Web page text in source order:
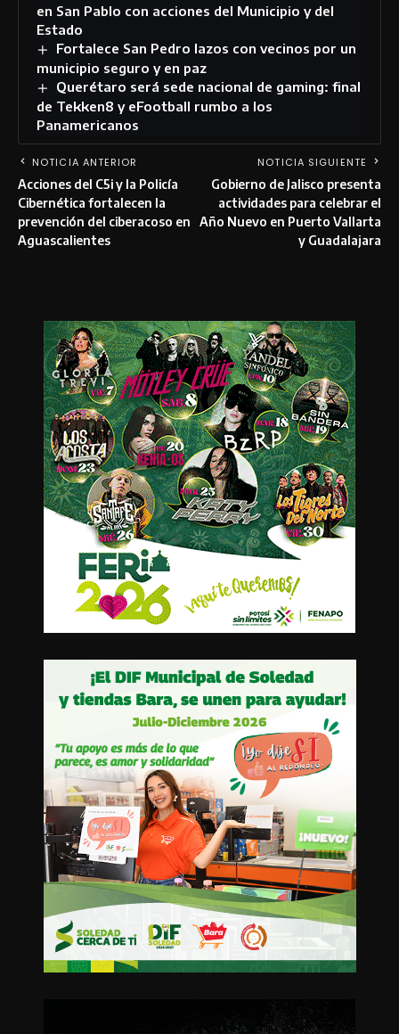
en San Pablo con acciones del Municipio y del
Estado
Fortalece San Pedro lazos con vecinos por un
municipio seguro y en paz
Querétaro será sede nacional de gaming: final
de Tekken8 y eFootball rumbo a los
Panamericanos
NOTICIA ANTERIOR
Acciones del C5i y la Policía
Cibernética fortalecen la
prevención del ciberacoso en
Aguascalientes
NOTICIA SIGUIENTE
Gobierno de Jalisco presenta
actividades para celebrar el
Año Nuevo en Puerto Vallarta
y Guadalajara